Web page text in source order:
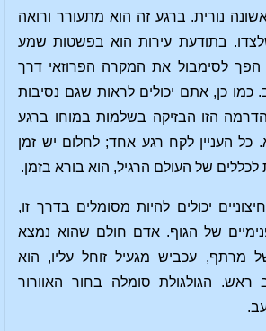
נורית. ברגע זה הוא מתעורר ורואה
בתודעת עירות הוא בפשטות שמע
לסימבול את המקרה הפרוזאי דרך
כן, אתם יכולים לראות שגם נסיבות
הזו הבזיקה בשלמות במוחו ברגע
כל העניין לקח רגע אחד; לחלום יש זמן
לכללים של העולם הרגיל, הוא בורא בזמן.
יכולים להיות מסומלים בדרך זו,
של הגוף. אדם חולם שהוא נמצא
מרתף, עכביש מגעיל זוחל עליו, הוא
הגולגולת סומלה בחור האוורור